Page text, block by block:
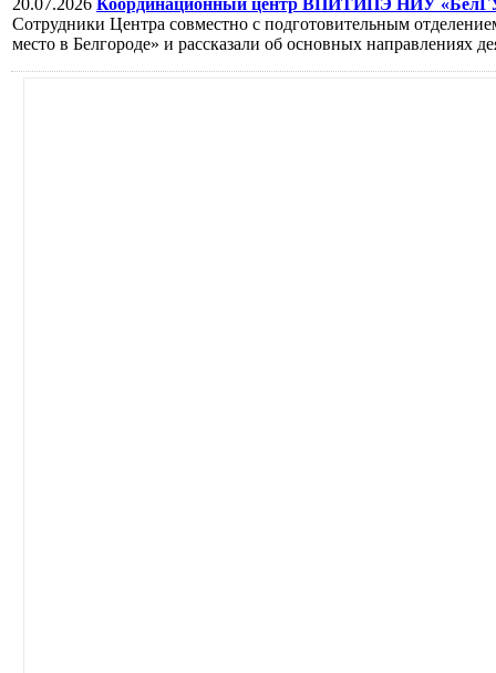
Сотрудники Центра совместно с подготовительным
место в Белгороде» и рассказали об основных направлениях